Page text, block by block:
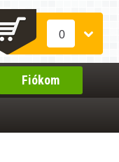
0
Fiókom